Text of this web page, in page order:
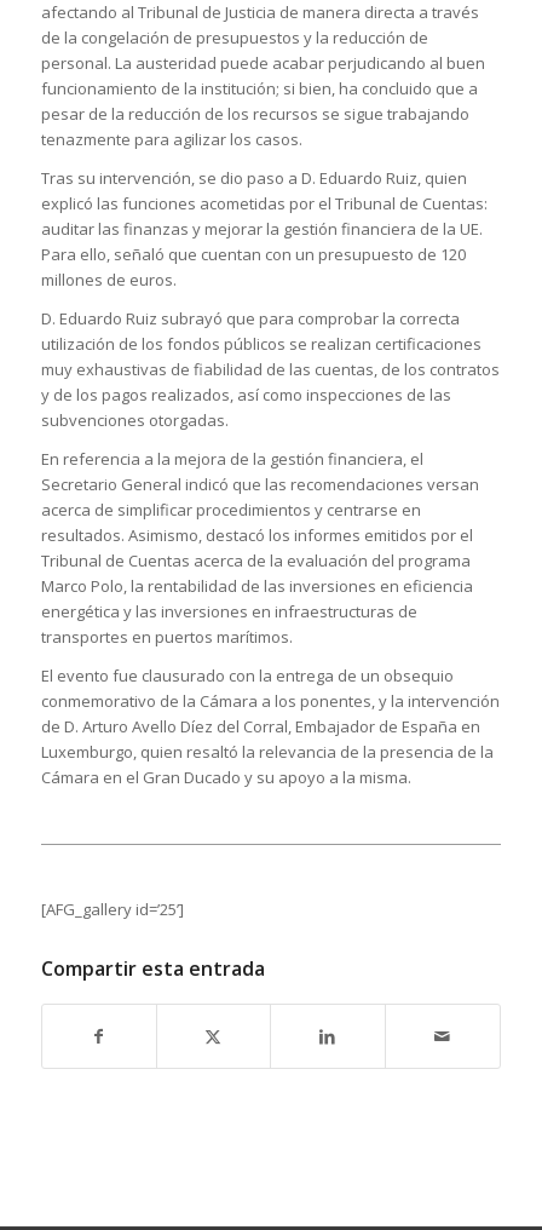
afectando al Tribunal de Justicia de manera directa a través
de la congelación de presupuestos y la reducción de
personal. La austeridad puede acabar perjudicando al buen
funcionamiento de la institución; si bien, ha concluido que a
pesar de la reducción de los recursos se sigue trabajando
tenazmente para agilizar los casos.
Tras su intervención, se dio paso a D. Eduardo Ruiz, quien
explicó las funciones acometidas por el Tribunal de Cuentas:
auditar las finanzas y mejorar la gestión financiera de la UE.
Para ello, señaló que cuentan con un presupuesto de 120
millones de euros.
D. Eduardo Ruiz subrayó que para comprobar la correcta
utilización de los fondos públicos se realizan certificaciones
muy exhaustivas de fiabilidad de las cuentas, de los contratos
y de los pagos realizados, así como inspecciones de las
subvenciones otorgadas.
En referencia a la mejora de la gestión financiera, el
Secretario General indicó que las recomendaciones versan
acerca de simplificar procedimientos y centrarse en
resultados. Asimismo, destacó los informes emitidos por el
Tribunal de Cuentas acerca de la evaluación del programa
Marco Polo, la rentabilidad de las inversiones en eficiencia
energética y las inversiones en infraestructuras de
transportes en puertos marítimos.
El evento fue clausurado con la entrega de un obsequio
conmemorativo de la Cámara a los ponentes, y la intervención
de D. Arturo Avello Díez del Corral, Embajador de España en
Luxemburgo, quien resaltó la relevancia de la presencia de la
Cámara en el Gran Ducado y su apoyo a la misma.
[AFG_gallery id=’25’]
Compartir esta entrada